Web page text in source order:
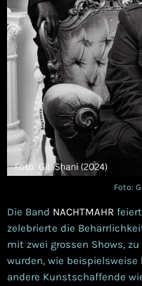
Foto:
Die Band NACHTMAHR
zelebrierte die
mit zwei grossen Shows,
wurden, wie beispielsweise
andere Kunstschaffende